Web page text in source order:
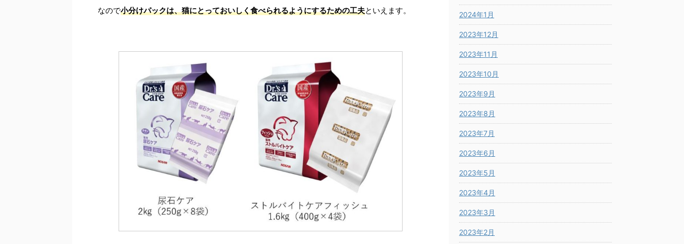
なので小分けパックは、猫にとっておいしく食べられるようにするための工夫といえます。 2024年1月
2023年12月
2023年11月
2023年10月
2023年9月
2023年8月
2023年7月
2023年6月
2023年5月
2023年4月
2023年3月
2023年2月